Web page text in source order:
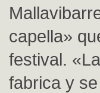
capella»
festival.
fabrica y